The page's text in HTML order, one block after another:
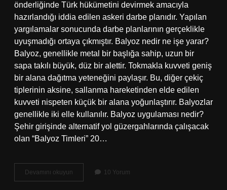
önderliğinde Türk hükümetini devirmek amacıyla
hazırlandığı iddia edilen askeri darbe planıdır. Yapılan
yargılamalar sonucunda darbe planlarının gerçeklikle
uyuşmadığı ortaya çıkmıştır. Balyoz nedir ne işe yarar?
Balyoz, genellikle metal bir başlığa sahip, uzun bir
sapa takılı büyük, düz bir alettir. Tokmakla kuvveti geniş
bir alana dağıtma yeteneğini paylaşır. Bu, diğer çekiç
tiplerinin aksine, sallanma hareketinden elde edilen
kuvveti nispeten küçük bir alana yoğunlaştırır. Balyozlar
genellikle iki elle kullanılır. Balyoz uygulaması nedir?
Şehir girişinde alternatif yol güzergahlarında çalışacak
olan “Balyoz Timleri” 20…
Devamını okuyun
Balyoz
10 Yorum